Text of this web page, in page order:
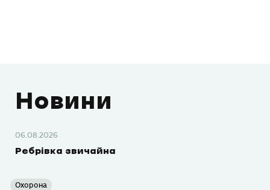
Новини
06.08.2026
Ребрівка звичайна
Охорона